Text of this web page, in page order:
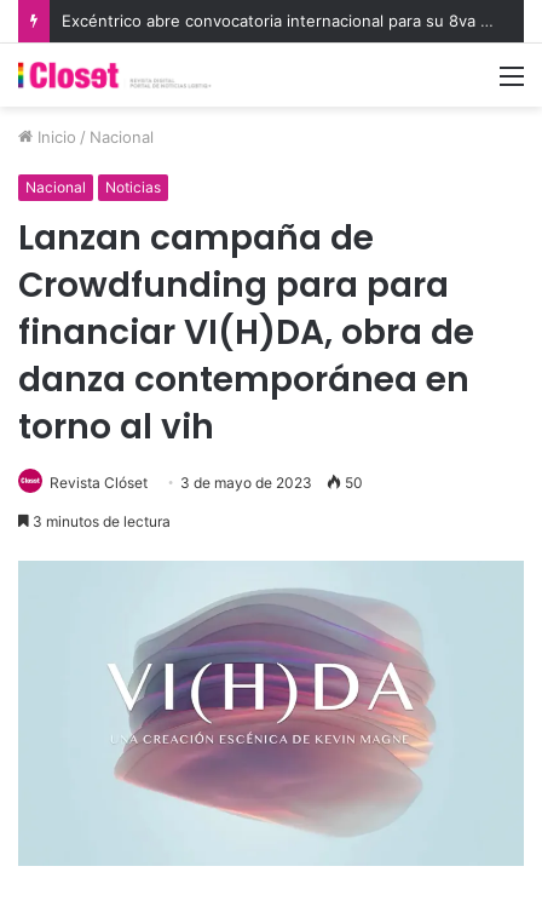
Excéntrico abre convocatoria internacional para su 8va edición e invita a exhibir nuevas miradas
Inicio / Nacional
Nacional Noticias
Lanzan campaña de
Crowdfunding para para
financiar VI(H)DA, obra de
danza contemporánea en
torno al vih
Revista Clóset 3 de mayo de 2023 50
3 minutos de lectura